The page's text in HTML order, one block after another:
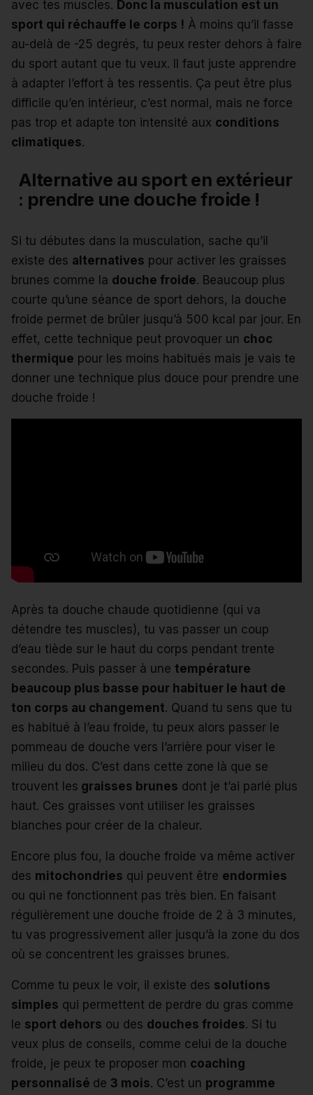
avec tes muscles. Donc la musculation est un
sport qui réchauffe le corps ! À moins qu’il fasse
au-delà de -25 degrés, tu peux rester dehors à faire
du sport autant que tu veux. Il faut juste apprendre
à adapter l’effort à tes ressentis. Ça peut être plus
difficile qu’en intérieur, c’est normal, mais ne force
pas trop et adapte ton intensité aux conditions
climatiques.
Alternative au sport en extérieur
: prendre une douche froide !
Si tu débutes dans la musculation, sache qu’il
existe des alternatives pour activer les graisses
brunes comme la douche froide. Beaucoup plus
courte qu’une séance de sport dehors, la douche
froide permet de brûler jusqu’à 500 kcal par jour. En
effet, cette technique peut provoquer un choc
thermique pour les moins habitués mais je vais te
donner une technique plus douce pour prendre une
douche froide !
Après ta douche chaude quotidienne (qui va
détendre tes muscles), tu vas passer un coup
d’eau tiède sur le haut du corps pendant trente
secondes. Puis passer à une température
beaucoup plus basse pour habituer le haut de
ton corps au changement. Quand tu sens que tu
es habitué à l’eau froide, tu peux alors passer le
pommeau de douche vers l’arrière pour viser le
milieu du dos. C’est dans cette zone là que se
trouvent les graisses brunes dont je t’ai parlé plus
haut. Ces graisses vont utiliser les graisses
blanches pour créer de la chaleur.
Encore plus fou, la douche froide va même activer
des mitochondries qui peuvent être endormies
ou qui ne fonctionnent pas très bien. En faisant
régulièrement une douche froide de 2 à 3 minutes,
tu vas progressivement aller jusqu’à la zone du dos
où se concentrent les graisses brunes.
Comme tu peux le voir, il existe des solutions
simples qui permettent de perdre du gras comme
le sport dehors ou des douches froides. Si tu
veux plus de conseils, comme celui de la douche
froide, je peux te proposer mon coaching
personnalisé de 3 mois. C’est un programme